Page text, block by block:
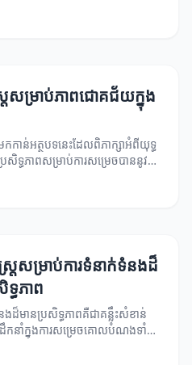
រសម្រាប់ភាពជោគជ័យក្នុង
កាន់អត្ថបទនេះដែលពិភាក្សាអំពីយុទ្ធ
សិទ្ធភាពសម្រាប់ការសម្រេចបាននូវ
រ​សម្រាប់ការទំនាក់ទំនងដ៏
ធភាព
ងដ៏មានប្រសិទ្ធភាពគឺជាគន្លឹះសំខាន់
ដឹកនាំក្នុងការសម្រេចគោលបំណងទាំង